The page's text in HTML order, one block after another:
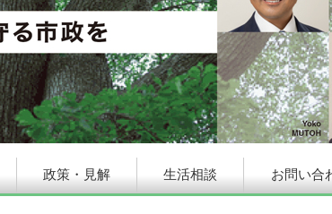
政策・見解 生活相談 お問い合